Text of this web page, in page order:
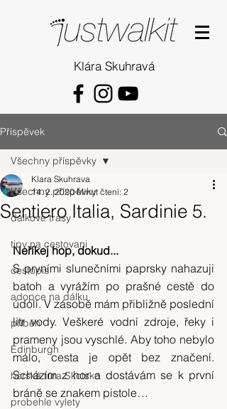
Klára Skuhravá
Příspěvek
Všechny příspěvky
dalkove trasy
tipy na cestovani
cestopis
adopce na dálku
příběh
Edinburgh
horská túra Skotsko
probehle vylety
Všechny příspěvky
Sentiero Italia, Sardinie 5.
Klara Skuhrava
14. 2. 2020 Minut čtení: 2
Neříkej hop, dokud...
S prvními slunečními paprsky nahazuji
batoh a vyrážím po prašné cestě do
údolí. V zásobě mám přibližně poslední
litr vody. Veškeré vodní zdroje, řeky i
prameny jsou vyschlé. Aby toho nebylo
málo, cesta je opět bez značení.
Scházím z hor a dostávám se k první
bráně se znakem pistole…